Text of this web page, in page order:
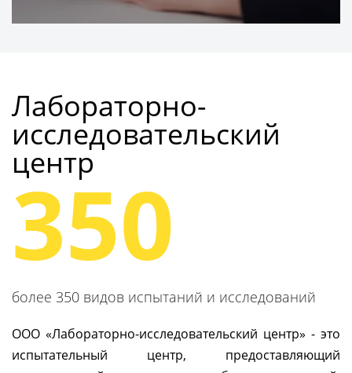
Лабораторно-
исследовательский
центр
350
более 350 видов испытаний и исследований
ООО «Лабораторно-исследовательский центр» - это
испытательный центр, предоставляющий